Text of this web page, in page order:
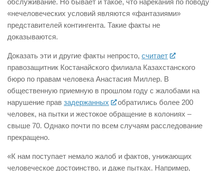
обслуживание. Но бывает и такое, что нарекания по поводу
«нечеловеческих условий являются «фантазиями»
представителей контингента. Такие факты не
доказываются.
Доказать эти и другие факты непросто, считает
правозащитник Костанайского филиала Казахстанского
бюро по правам человека Анастасия Миллер. В
общественную приемную в прошлом году с жалобами на
нарушение прав задержанных
обратились более 200
человек, на пытки и жестокое обращение в колониях –
свыше 70. Однако почти по всем случаям расследование
прекращено.
«К нам поступает немало жалоб и фактов, унижающих
человеческое достоинство, и даже пытках. Например,